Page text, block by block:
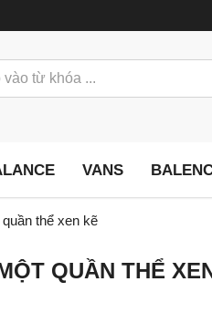
VANS
thể xen kẽ
QUẦN THỂ